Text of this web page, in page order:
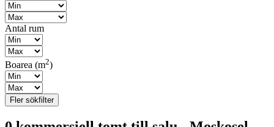
Antal rum
Boarea (m2)
Fler sökfilter